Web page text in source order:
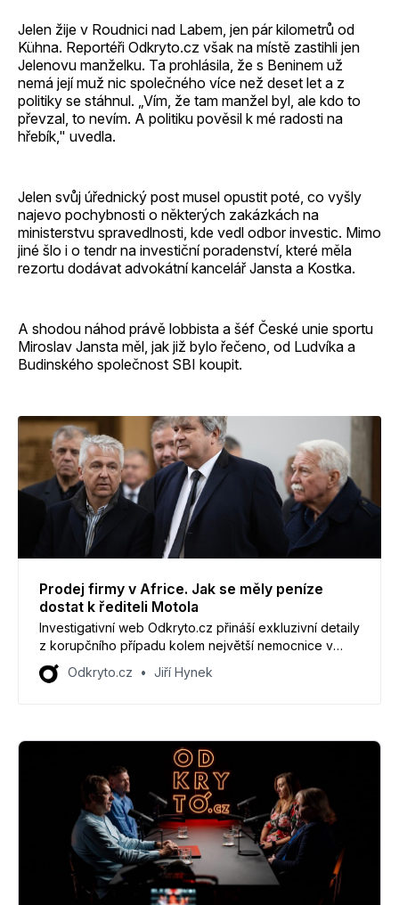
Jelen žije v Roudnici nad Labem, jen pár kilometrů od
Kühna. Reportéři Odkryto.cz však na místě zastihli jen
Jelenovu manželku. Ta prohlásila, že s Beninem už
nemá její muž nic společného více než deset let a z
politiky se stáhnul. „Vím, že tam manžel byl, ale kdo to
převzal, to nevím. A politiku pověsil k mé radosti na
hřebík," uvedla.
Jelen svůj úřednický post musel opustit poté, co vyšly
najevo pochybnosti o některých zakázkách na
ministerstvu spravedlnosti, kde vedl odbor investic. Mimo
jiné šlo i o tendr na investiční poradenství, které měla
rezortu dodávat advokátní kancelář Jansta a Kostka.
A shodou náhod právě lobbista a šéf České unie sportu
Miroslav Jansta měl, jak již bylo řečeno, od Ludvíka a
Budinského společnost SBI koupit.
Prodej firmy v Africe. Jak se měly peníze
dostat k řediteli Motola
Investigativní web Odkryto.cz přináší exkluzivní detaily
z korupčního případu kolem největší nemocnice v
Česku.
Odkryto.cz Jiří Hynek